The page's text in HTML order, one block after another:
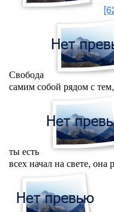
Свобода
самим собой рядом с
ты есть
всех начал на свете, она